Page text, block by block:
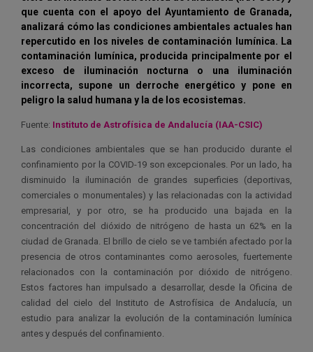
que cuenta con el apoyo del Ayuntamiento de Granada,
analizará cómo las condiciones ambientales actuales han
repercutido en los niveles de contaminación lumínica. La
contaminación lumínica, producida principalmente por el
exceso de iluminación nocturna o una iluminación
incorrecta, supone un derroche energético y pone en
peligro la salud humana y la de los ecosistemas.
Fuente: Instituto de Astrofísica de Andalucía (IAA-CSIC)
Las condiciones ambientales que se han producido durante el
confinamiento por la COVID-19 son excepcionales. Por un lado, ha
disminuido la iluminación de grandes superficies (deportivas,
comerciales o monumentales) y las relacionadas con la actividad
empresarial, y por otro, se ha producido una bajada en la
concentración del dióxido de nitrógeno de hasta un 62% en la
ciudad de Granada. El brillo de cielo se ve también afectado por la
presencia de otros contaminantes como aerosoles, fuertemente
relacionados con la contaminación por dióxido de nitrógeno.
Estos factores han impulsado a desarrollar, desde la Oficina de
calidad del cielo del Instituto de Astrofísica de Andalucía, un
estudio para analizar la evolución de la contaminación lumínica
antes y después del confinamiento.